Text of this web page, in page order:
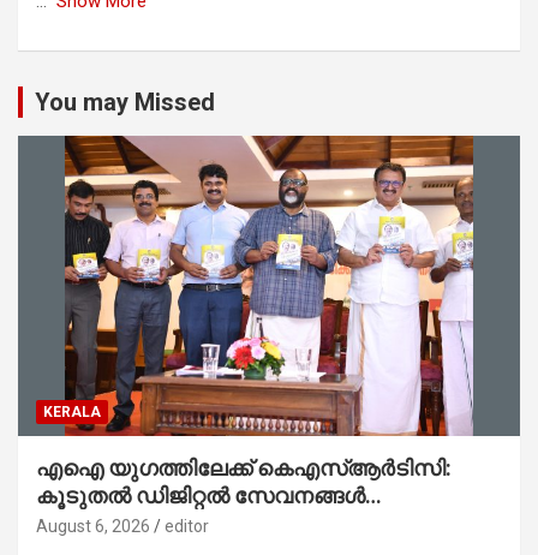
You may Missed
KERALA
എഐ യുഗത്തിലേക്ക് കെഎസ്ആർടിസി:
കൂടുതൽ ഡിജിറ്റൽ സേവനങ്ങൾ
ജനങ്ങളിലേക്കെത്തിക്കും – മന്ത്രി സി പി
August 6, 2026 editor